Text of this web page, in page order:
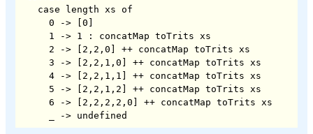
     _ -> undefined